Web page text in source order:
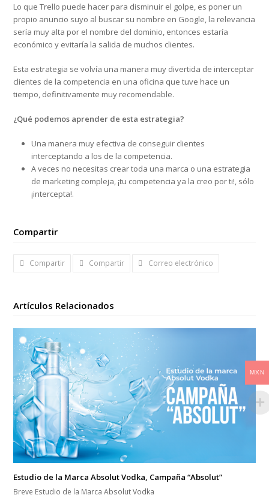
Lo que Trello puede hacer para disminuir el golpe, es poner un
propio anuncio suyo al buscar su nombre en Google, la relevancia
sería muy alta por el nombre del dominio, entonces estaría
económico y evitaría la salida de muchos clientes.
Esta estrategia se volvía una manera muy divertida de interceptar
clientes de la competencia en una oficina que tuve hace un
tiempo, definitivamente muy recomendable.
¿Qué podemos aprender de esta estrategia?
Una manera muy efectiva de conseguir clientes
interceptando a los de la competencia.
A veces no necesitas crear toda una marca o una estrategia
de marketing compleja, ¡tu competencia ya la creo por ti!, sólo
¡intercepta!.
Compartir
Compartir Compartir Correo electrónico
Artículos Relacionados
Estudio de la Marca Absolut Vodka, Campaña “Absolut”
Breve Estudio de la Marca Absolut Vodka
MXN